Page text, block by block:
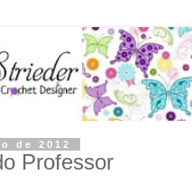
de 2012
Professor